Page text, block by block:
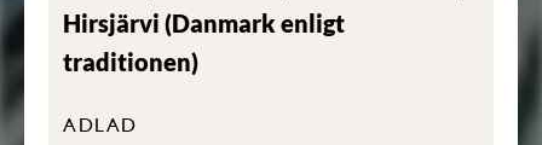
Hirsjärvi (Danmark enligt
traditionen)
ADLAD